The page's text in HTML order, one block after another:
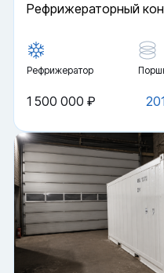
Рефрижераторный
Рефрижератор
1 500 000 ₽